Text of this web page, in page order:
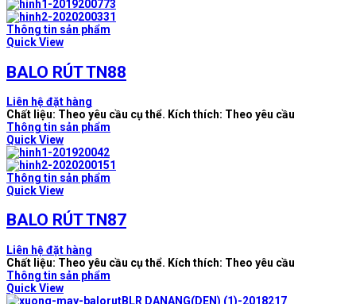
Thông tin sản phẩm
Quick View
BALO RÚT TN88
Liên hệ đặt hàng
Chất liệu: Theo yêu cầu cụ thể. Kích thích: Theo yêu cầu
Thông tin sản phẩm
Quick View
Thông tin sản phẩm
Quick View
BALO RÚT TN87
Liên hệ đặt hàng
Chất liệu: Theo yêu cầu cụ thể. Kích thích: Theo yêu cầu
Thông tin sản phẩm
Quick View